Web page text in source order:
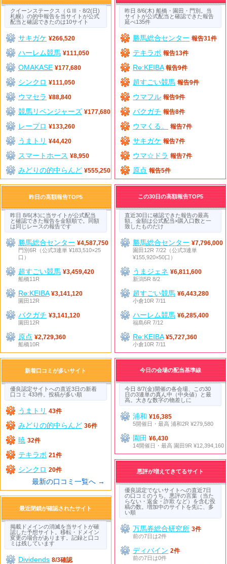
クイーンステークス（ＧⅢ・8/2(日)
札幌）の的中報告を当サイトが公式
配当と確認できたのは10サイト
サキガケ ¥266,520
ハーレム競馬 ¥111,050
OMAKASE ¥177,680
シンクロ ¥111,050
ウマセラ ¥88,840
競馬リベンジャーズ ¥177,680
レープロ ¥133,260
うまトリ ¥44,420
スマートホース ¥8,950
みどりの的中らんど ¥555,250
昨日 8/6(木) 船橋・園田・門別。当
サイトが公式配当と確認できた報告
延べ135件
勝馬総合センター 報告31件
テキラボ 報告13件
Re:KEIBA 報告9件
超すごい競馬 報告9件
ウマフル 報告9件
バクガチ 報告8件
ウマくる。 報告7件
サキガケ 報告7件
ウマ☆ドラ 報告7件
原点 報告5件
昨日の高額報告TOP5
昨日 8/6(木)に当サイトが公式配当
と確認できた報告を金額順で。同額
は同じレースの報告です
勝馬総合センター ¥4,587,750
門別6R（公式3連単 ¥183,510×25
口）
超すごい競馬 ¥3,459,420
船橋11R
Re:KEIBA ¥3,141,120
園田12R
バクガチ ¥3,141,120
園田12R
原点 ¥2,729,360
船橋10R
この30日の高額報告TOP5
直近30日に確認できた報告の最高
額。金額は公式配当×購入口数と一
致したものだけ
勝馬総合センター ¥7,796,000
園田12R 7/22（公式3連単
¥155,920×50口）
うまジェネ ¥6,811,600
新潟5R 8/2
超すごい競馬 ¥6,443,280
小倉10R 7/11
ハーレム競馬 ¥6,285,400
福島6R 7/12
Re:KEIBA ¥5,727,360
小倉10R 7/11
新着口コミが多いサイト
優良認定サイトへの直近3日の新着
口コミ 433件。投稿が多い順
うまトリ 43件
みどりの的中らんど 36件
暁 32件
テキラボ 21件
シンクロ 20件
最新の口コミ一覧へ →
今日の会場の配当基準線
今日 8/7(金)開催の各会場、この30
日の3連単の真ん中（中央値）と最
高。大きな数字の物差しに
浦和¥16,385
5開催日・最高 浦和2R ¥279,580
園田¥6,430
14開催日・最高 園田9R ¥12,394,160
悪評が増えてきてるサイト
優良認定でないサイトへの直近7日
の口コミのうち、悪評の言葉（当た
らない・返金・詐欺 など）を含む投
稿の数。増加中のサイトを先に、多
い順
万馬券総合研究所 3件
前の7日は2件
ディバイン 2件
前の7日は0件
最近閉鎖が確認されたサイト
掲載ドメインの消滅を当サイトが確
認した予想サイト。移転・ドメイン
変更の場合があります。記録と口コ
ミは残しています
Dividends 8/3確認